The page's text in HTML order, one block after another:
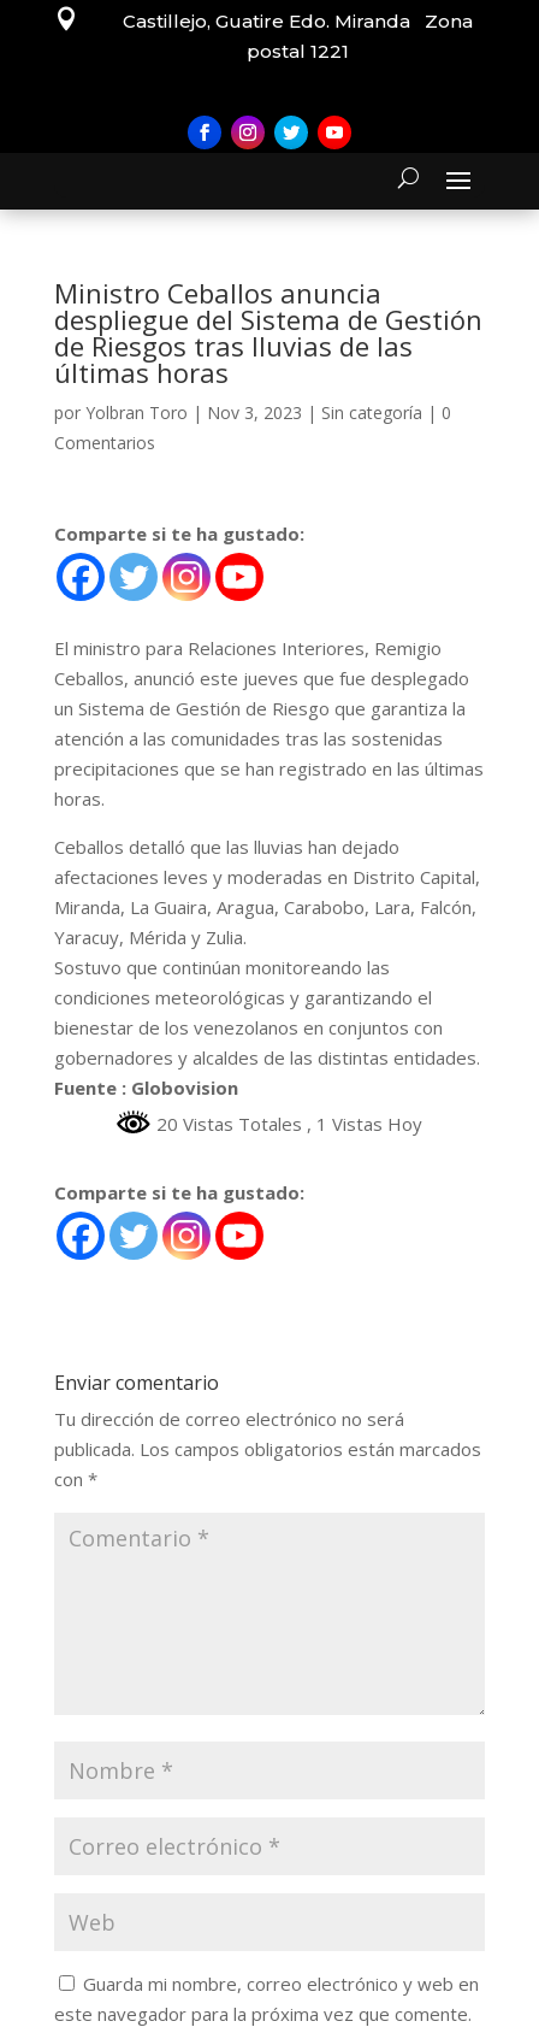

Castillejo, Guatire Edo. Miranda Zona
postal 1221
Ministro Ceballos anuncia
despliegue del Sistema de Gestión
de Riesgos tras lluvias de las
últimas horas
por Yolbran Toro | Nov 3, 2023 | Sin categoría | 0
Comentarios
Comparte si te ha gustado:
El ministro para Relaciones Interiores, Remigio
Ceballos, anunció este jueves que fue desplegado
un Sistema de Gestión de Riesgo que garantiza la
atención a las comunidades tras las sostenidas
precipitaciones que se han registrado en las últimas
horas.
Ceballos detalló que las lluvias han dejado
afectaciones leves y moderadas en Distrito Capital,
Miranda, La Guaira, Aragua, Carabobo, Lara, Falcón,
Yaracuy, Mérida y Zulia.
Sostuvo que continúan monitoreando las
condiciones meteorológicas y garantizando el
bienestar de los venezolanos en conjuntos con
gobernadores y alcaldes de las distintas entidades.
Fuente : Globovision
20 Vistas Totales , 1 Vistas Hoy
Comparte si te ha gustado:
Enviar comentario
Tu dirección de correo electrónico no será
publicada. Los campos obligatorios están marcados
con *
Guarda mi nombre, correo electrónico y web en
este navegador para la próxima vez que comente.